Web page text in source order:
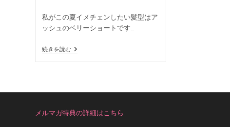
私がこの夏イメチェンしたい髪型はア
ッシュのベリーショートです…
続きを読む
メルマガ特典の詳細はこちら